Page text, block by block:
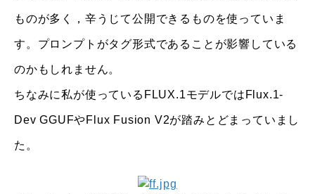
ものが多く，辛うじて公開できるものを使っていま
す。プロンプトがタグ形式であることが影響している
のかもしれません。
ちなみに私が使っているFLUX.1モデルではFlux.1-
Dev GGUFやFlux Fusion V2が踏みとどまっていまし
た。